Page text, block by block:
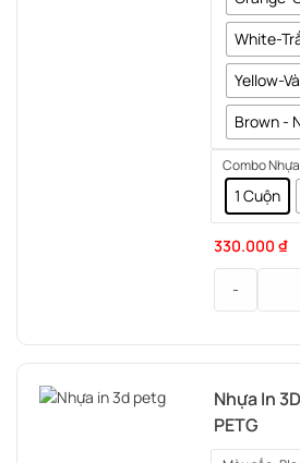
Creality
Hyper
Series
White-
Yellow-
Brown -
Combo
1 Cuộn
-
330.000 ₫
Nhựa In
PETG